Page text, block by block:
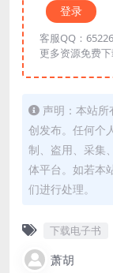
登录
客服QQ：
更多资源免费
声明：本站
创发布。任何个
制、盗用、采集
体平台。如若本
们进行处理。
下载电子书
萧胡